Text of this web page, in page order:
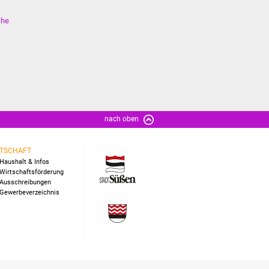
nach oben
Haushalt & Infos
Wirtschaftsförderung
Ausschreibungen
Gewerbeverzeichnis